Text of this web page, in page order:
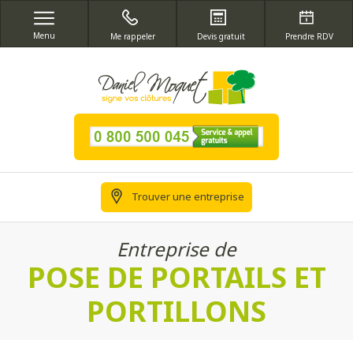
Menu Me rappeler Devis gratuit Prendre RDV
Trouver une entreprise
Entreprise de
POSE DE PORTAILS ET
PORTILLONS